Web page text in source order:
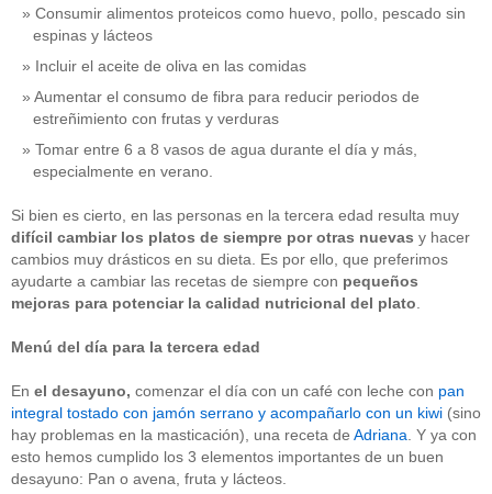
Consumir alimentos proteicos como huevo, pollo, pescado sin
espinas y lácteos
Incluir el aceite de oliva en las comidas
Aumentar el consumo de fibra para reducir periodos de
estreñimiento con frutas y verduras
Tomar entre 6 a 8 vasos de agua durante el día y más,
especialmente en verano.
Si bien es cierto, en las personas en la tercera edad resulta muy
difícil cambiar los platos de siempre por otras nuevas y hacer
cambios muy drásticos en su dieta. Es por ello, que preferimos
ayudarte a cambiar las recetas de siempre con pequeños
mejoras para potenciar la calidad nutricional del plato
Menú del día para la tercera edad
En el desayuno, comenzar el día con un café con leche con pan
integral tostado con jamón serrano y acompañarlo con un kiwi (sino
hay problemas en la masticación), una receta de Adriana . Y ya con
esto hemos cumplido los 3 elementos importantes de un buen
desayuno: Pan o avena, fruta y lácteos.